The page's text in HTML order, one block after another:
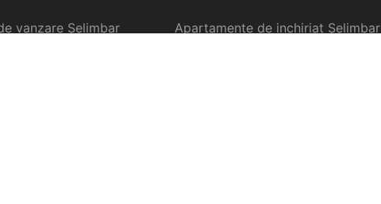
vanzare Selimbar
Apartamente de inchiriat Selimbar